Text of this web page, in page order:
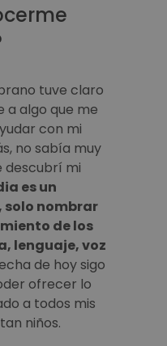
tuve claro
a algo que me
con mi
no sabía muy
descubrí mi
es un
solo nombrar
de los
lenguaje, voz
de hoy sigo
ofrecer lo
a todos mis
niños.